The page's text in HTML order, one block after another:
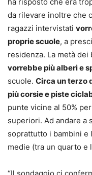
da rilevare inoltre che
ragazzi intervistati
proprie scuole, a
residenza. La metà
vorrebbe più alberi e
scuole. Circa un terzo
più corsie e piste
punte vicine al 50%
superiori. Ad andare a
soprattutto i bambini e
medie (tra un quarto e
“Il sondaggio ci